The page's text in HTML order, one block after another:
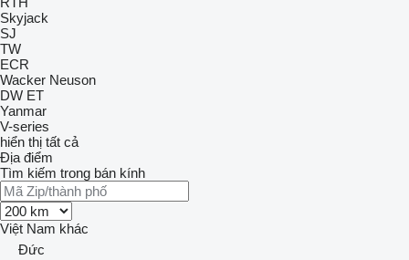
Skyjack
SJ
TW
ECR
Wacker Neuson
DW ET
Yanmar
V-series
hiển thị tất cả
Địa điểm
Tìm kiếm trong bán kính
Việt Nam khác
Đức